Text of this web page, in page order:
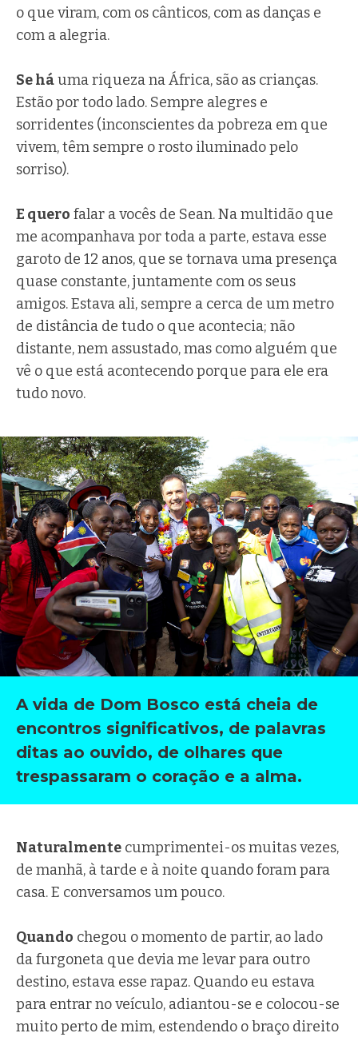
o que viram, com os cânticos, com as danças e
com a alegria.
Se háuma riqueza na África, são as crianças.
Estão por todo lado. Sempre alegres e
sorridentes (inconscientes da pobreza em que
vivem, têm sempre o rosto iluminado pelo
sorriso).
E quero falar a vocês de Sean. Na multidão que
me acompanhava por toda a parte, estava esse
garoto de 12 anos, que se tornava uma presença
quase constante, juntamente com os seus
amigos. Estava ali, sempre a cerca de um metro
de distância de tudo o que acontecia; não
distante, nem assustado, mas como alguém que
vê o que está acontecendo porque para ele era
tudo novo.
A vida de Dom Bosco está cheia de
encontros significativos, de palavras
ditas ao ouvido, de olhares que
trespassaram o coração e a alma.
Naturalmente cumprimentei-os muitas vezes,
de manhã, à tarde e à noite quando foram para
casa. E conversamos um pouco.
Quando chegou o momento de partir, ao lado
da furgoneta que devia me levar para outro
destino, estava esse rapaz. Quando eu estava
para entrar no veículo, adiantou-se e colocou-se
muito perto de mim, estendendo o braço direito